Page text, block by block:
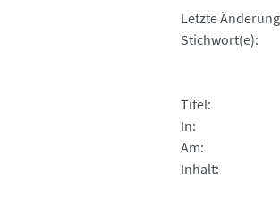
Letzte Änderung
Stichwort(e)
Titel
In
Am
Inhalt